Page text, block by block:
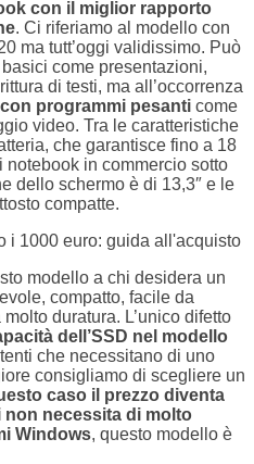
con il miglior rapporto
. Ci riferiamo al modello con
ma tutt’oggi validissimo. Può
come presentazioni,
di testi, ma all’occorrenza
programmi pesanti come
video. Tra le caratteristiche
che garantisce fino a 18
in commercio sotto
dello schermo è di 13,3″ e le
compatte.
modello a chi desidera un
compatto, facile da
duratura. L’unico difetto
dell’SSD nel modello
che necessitano di uno
consigliamo di scegliere un
caso il prezzo diventa
non necessita di molto
Windows, questo modello è